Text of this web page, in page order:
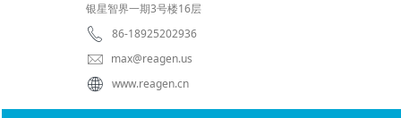
银星智界一期3号楼16层
86-18925202936
max@reagen.us
www.reagen.cn